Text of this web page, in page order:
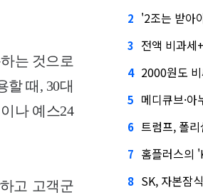
는 것으로
할 때, 30대
나 예스24
고 고객군
2 '2조는 받아야'
3 전액 비과세
4 2000원도 비싸다
5 메디큐브·아
6 트럼프, 폴리실
7 홈플러스의 'K
8 SK, 자본잠